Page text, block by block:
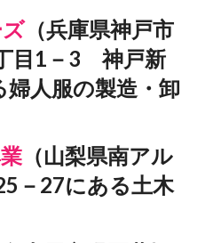
（兵庫県神戸市
目1－3 神戸新
人服の製造・卸
（山梨県南アル
－27にある土木